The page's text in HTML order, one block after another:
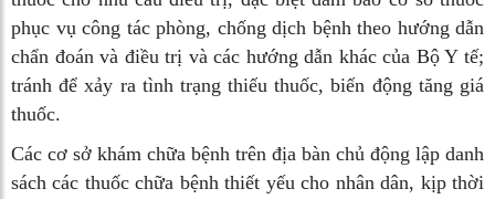
phục vụ công tác phòng, chống dịch bệnh theo hướng dẫn
chẩn đoán và điều trị và các hướng dẫn khác của Bộ Y tế;
tránh để xảy ra tình trạng thiếu thuốc, biến động tăng giá
thuốc.
Các cơ sở khám chữa bệnh trên địa bàn chủ động lập danh
sách các thuốc chữa bệnh thiết yếu cho nhân dân, kịp thời